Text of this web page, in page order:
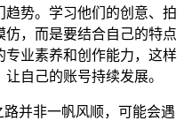
势。学习他们的创意、拍
，而是要结合自己的特点
业素养和创作能力，这样
自己的账号持续发展。
并非一帆风顺，可能会遇